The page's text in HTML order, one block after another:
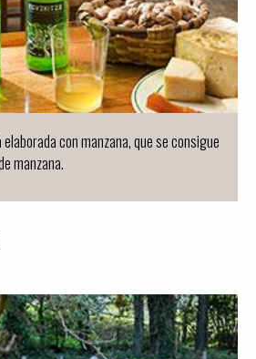
con manzana, que se consigue
manzana.